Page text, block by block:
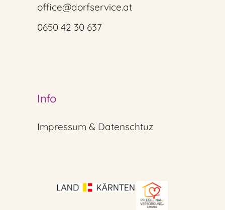
office@dorfservice.at
0650 42 30 637
Info
Impressum & Datenschtuz